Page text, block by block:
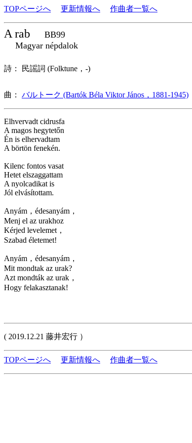
TOPページへ 更新情報へ 作曲者一覧へ
A rab
BB99
Magyar népdalok
詩： 民謡詞 (Folktune，-)
曲： バルトーク (Bartók Béla Viktor János，1881-1945)
Elhvervadt cidrusfa
A magos hegytetőn
Én is elhervadtam
A börtön fenekén.
Kilenc fontos vasat
Hetet elszaggattam
A nyolcadikat is
Jól elvásítottam.
Anyám，édesanyám，
Menj el az urakhoz
Kérjed levelemet，
Szabad életemet!
Anyám，édesanyám，
Mit mondtak az urak?
Azt mondták az urak，
Hogy felakasztanak!
( 2019.12.21 藤井宏行 ）
TOPページへ 更新情報へ 作曲者一覧へ